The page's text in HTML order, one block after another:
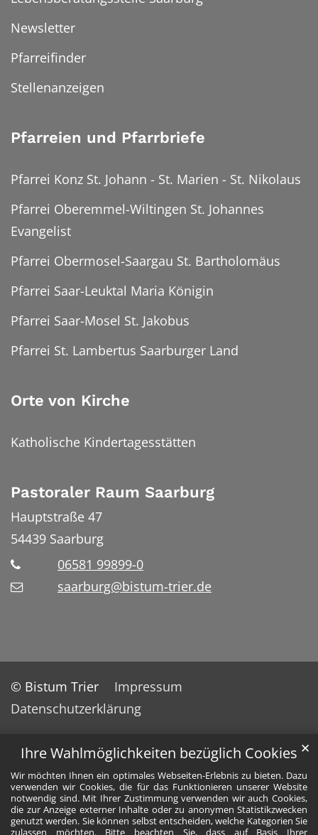
Ihre Wahlmöglichkeiten bezüglich Cookies
Wir möchten Ihnen ein optimales Webseiten-Erlebnis zu bieten. Dazu
verwenden wir Cookies, die für das Funktionieren unserer Website
notwendig sind. Mit Ihrer Zustimmung verwenden wir auch Cookies,
die zur Anzeige externer Inhalte oder zu anonymen Statistikzwecken
genutzt werden. Sie können selbst entscheiden, welche Kategorien Sie
zulassen möchten. Bitte beachten Sie, dass auf Basis Ihrer
✕
Newsletter
Pfarreifinder
Stellenanzeigen
Pfarreien und Pfarrbriefe
Pfarrei Konz St. Johann - St. Marien - St. Nikolaus
Pfarrei Oberemmel-Wiltingen St. Johannes
Evangelist
Pfarrei Obermosel-Saargau St. Bartholomäus
Pfarrei Saar-Leuktal Maria Königin
Pfarrei Saar-Mosel St. Jakobus
Pfarrei St. Lambertus Saarburger Land
Orte von Kirche
Katholische Kindertagesstätten
Pastoraler Raum Saarburg
Hauptstraße 47
54439 Saarburg
06581 99899-0
saarburg@bistum-trier.de
© Bistum Trier
Impressum
Datenschutzerklärung